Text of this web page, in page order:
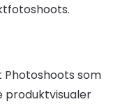
Photoshoots som
produktvisualer